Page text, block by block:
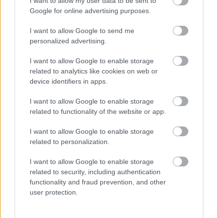
Google for online advertising purposes.
I want to allow Google to send me
personalized advertising.
I want to allow Google to enable storage
related to analytics like cookies on web or
device identifiers in apps.
I want to allow Google to enable storage
related to functionality of the website or app.
I want to allow Google to enable storage
related to personalization.
I want to allow Google to enable storage
related to security, including authentication
functionality and fraud prevention, and other
user protection.
Poniżej znajdziesz także ostatnie mecze obu drużyn oraz statystyki
bramkowe.
Start Borek Stary vs. Dąb Dąbrowa - relacja, wynik na żywo,
transmisja
Wynik meczu Start Borek Stary - Dąb Dąbrowa znajdziesz na naszej
stronie zaraz po jego zakończeniu. Jeżeli szukasz informacji meczowych,
zajrzyj tutaj:Start Borek Stary vs. Dąb Dąbrowa - wynik, składy,
strzelcy
Jeżeli w internecie lub TV dostępna jest
albo innych spotkań Rzeszów >
Klasa B, gr. I na pewno znajdziesz takie informacje na naszym portalu.
Możliwe jednak, że nigdzie nie pojawi się stream online z tego pojedynku.
Asseco Resovia| Developres Rzeszów |ITA TOOLS Stal Mielec
Cellfast Wilki Krosno| Texom Stal Rzeszów|Stal Mielec
Motor Lublin|Stal Rzeszów| Stal Stalowa Wola|Wisła Kraków
Resovia|Wieczysta Kraków